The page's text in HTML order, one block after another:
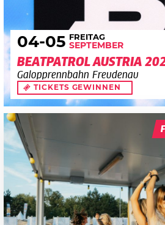
04-05 FREITAG
SEPTEMBER
BEATPATROL AUSTRIA
Galopprennbahn Freudenau
TICKETS GEWINNEN